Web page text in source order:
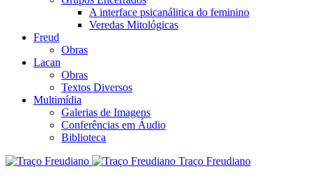
A interface psicanálitica do feminino
Veredas Mitológicas
Freud
Obras
Lacan
Obras
Textos Diversos
Multimídia
Galerias de Imagens
Conferências em Áudio
Biblioteca
Traço Freudiano